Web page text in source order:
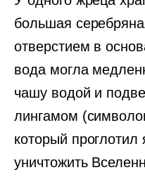
большая
отверстием в
вода могла
чашу водой и
лингамом
который
уничтожить